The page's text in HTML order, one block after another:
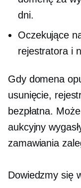
dni.
Oczekujące
rejestratora i
Gdy domena
usunięcie,
bezpłatna.
aukcyjny
zamawiania
Dowiedzmy się